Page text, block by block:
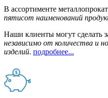
В ассортименте
пятисот наименований
Наши клиенты могут сделать
независимо от количества и
изделий. подробнее...